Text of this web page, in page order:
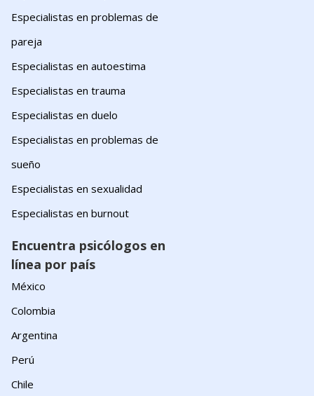
Especialistas en problemas de
pareja
Especialistas en autoestima
Especialistas en trauma
Especialistas en duelo
Especialistas en problemas de
sueño
Especialistas en sexualidad
Especialistas en burnout
Encuentra psicólogos en
línea por país
México
Colombia
Argentina
Perú
Chile